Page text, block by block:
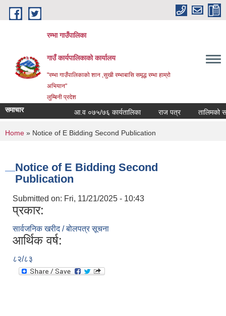
Skip to main content
रम्भा गाउँपालिका
गाउँ कार्यपालिकाको कार्यालय
"रम्भा गाउँपालिकाको शान ,सुखी रम्भाबासि समृद्ध रम्भा हाम्रो
अभियान"
लुम्बिनी प्रदेश
समाचार आ.व ०७५/७६ कार्यतालिका राज पत्र तालिमको समय
You are here
Home » Notice of E Bidding Second Publication
Notice of E Bidding Second
Publication
Submitted on: Fri, 11/21/2025 - 10:43
प्रकार:
सार्वजनिक खरीद / बोलपत्र सूचना
आर्थिक वर्ष:
८२/८३